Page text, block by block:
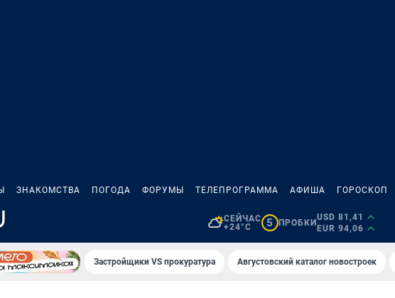
ЗНАКОМСТВА ПОГОДА ФОРУМЫ ТЕЛЕПРОГРАММА АФИША ГОРОСКОП
СЕЙЧАС
+24°C
5 ПРОБКИ
USD 81,41
EUR 94,06
Застройщики VS прокуратура Августовский каталог новостроек